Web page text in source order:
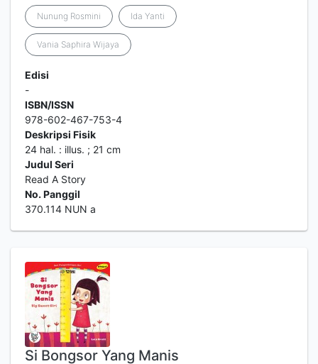
Nunung Rosmini Ida Yanti
Vania Saphira Wijaya
Edisi
-
ISBN/ISSN
978-602-467-753-4
Deskripsi Fisik
24 hal. : illus. ; 21 cm
Judul Seri
Read A Story
No. Panggil
370.114 NUN a
Si Bongsor Yang Manis